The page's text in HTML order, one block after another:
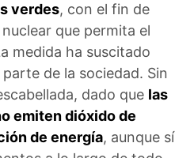
verdes, con el fin de
que permita el
medida ha suscitado
de la sociedad. Sin
dado que las
emiten dióxido de
de energía, aunque sí